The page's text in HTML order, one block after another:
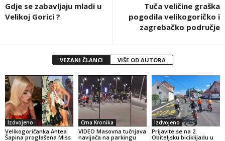
Gdje se zabavljaju mladi u
Velikoj Gorici ?
Tuča veličine graška
pogodila velikogoričko i
zagrebačko područje
VEZANI ČLANCI VIŠE OD AUTORA
Izdvojeno
Velikogoričanka Antea
Šapina proglašena Miss
Crna Kronika
VIDEO Masovna tučnjava
navijača na parkingu
Izdvojeno
Prijavite se na 2.
Obiteljsku biciklijadu u